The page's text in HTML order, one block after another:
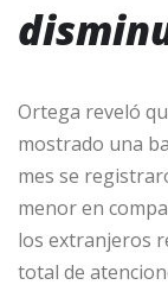
Ortega reveló
mostrado una
mes se
menor en
los extranjeros
total de